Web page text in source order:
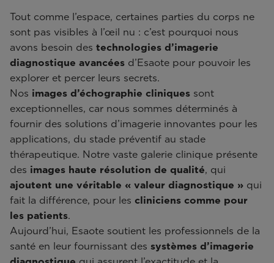
Tout comme l’espace, certaines parties du corps ne
sont pas visibles à l’œil nu : c’est pourquoi nous
avons besoin des technologies d’imagerie
diagnostique avancées d’Esaote pour pouvoir les
explorer et percer leurs secrets.
Nos images d’échographie cliniques sont
exceptionnelles, car nous sommes déterminés à
fournir des solutions d’imagerie innovantes pour les
applications, du stade préventif au stade
thérapeutique. Notre vaste galerie clinique présente
des images haute résolution de qualité, qui
ajoutent une véritable « valeur diagnostique » qui
fait la différence, pour les cliniciens comme pour
les patients.
Aujourd’hui, Esaote soutient les professionnels de la
santé en leur fournissant des systèmes d’imagerie